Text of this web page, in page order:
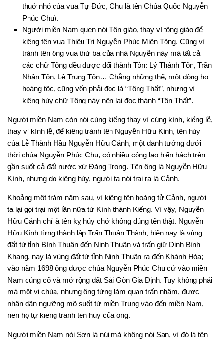
thuở nhỏ của vua Tự Đức, Chu là tên Chúa Quốc Nguyễn
Phúc Chu).
Người miền Nam quen nói Tôn giáo, thay vì tông giáo để
kiêng tên vua Thiệu Trị Nguyễn Phúc Miên Tông. Cũng vì
tránh tên ông vua thứ ba của nhà Nguyễn này mà tất cả
các chữ Tông đều được đổi thành Tôn: Lý Thánh Tôn, Trần
Nhân Tôn, Lê Trung Tôn… Chẳng những thế, một dòng họ
hoàng tộc, cũng vốn phải đọc là “Tông Thất”, nhưng vì
kiêng húy chữ Tông này nên lại đọc thành “Tôn Thất”.
Người miền Nam còn nói cúng kiếng thay vì cúng kính, kiếng lễ,
thay vì kính lễ, để kiêng tránh tên Nguyễn Hữu Kính, tên húy
của Lễ Thành Hầu Nguyễn Hữu Cảnh, một danh tướng dưới
thời chúa Nguyễn Phúc Chu, có nhiều công lao hiển hách trên
gần suốt cả đất nước xứ Đàng Trong. Tên ông là Nguyễn Hữu
Kính, nhưng do kiêng húy, người ta nói trại ra là Cảnh.
Khoảng một trăm năm sau, vì kiêng tên hoàng tử Cảnh, người
ta lại gọi trại một lần nữa từ Kính thành Kiếng. Vì vậy, Nguyễn
Hữu Cảnh chỉ là tên kỵ húy chớ không đúng tên thật. Nguyễn
Hữu Kính từng thành lập Trấn Thuận Thành, hiện nay là vùng
đất từ tỉnh Bình Thuận đến Ninh Thuận và trấn giữ Dinh Bình
Khang, nay là vùng đất từ tỉnh Ninh Thuận ra đến Khánh Hòa;
vào năm 1698 ông được chúa Nguyễn Phúc Chu cử vào miền
Nam củng cố và mở rộng đất Sài Gòn Gia Định. Tuy không phải
mà một vị chúa, nhưng ông từng làm quan trấn nhậm, được
nhân dân ngưỡng mộ suốt từ miền Trung vào đến miền Nam,
nên họ tự kiêng tránh tên húy của ông.
Người miền Nam nói Sơn là núi mà không nói San, vì đó là tên